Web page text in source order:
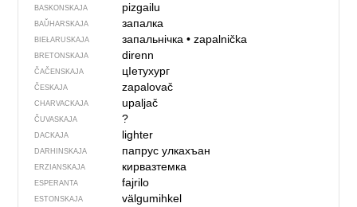
BASKONSKAJA pizgailu
BAŬHARSKAJA запалка
BIEŁARUSKAJA запальнічка• zapalnička
BRETONSKAJA direnn
ČAČENSKAJA цIетухург
ČESKAJA zapalovač
CHARVACKAJA upaljač
ČUVASKAJA ?
DACKAJA lighter
DARHINSKAJA папрус улкахъан
ERZIANSKAJA кирвазтемка
ESPERANTA fajrilo
ESTONSKAJA välgumihkel